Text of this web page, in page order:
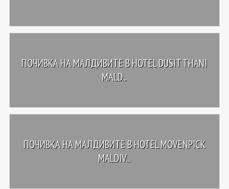
ПОЧИВКА НА МАЛДИВИТЕ В HOTEL DUSIT THANI
MALD...
ПОЧИВКА НА МАЛДИВИТЕ В HOTEL MOVENPICK
MALDIV...